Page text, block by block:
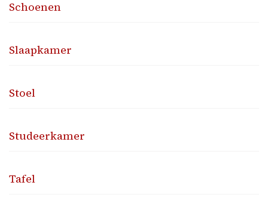
Schoenen
Slaapkamer
Stoel
Studeerkamer
Tafel